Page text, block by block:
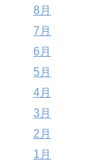
8月
7月
6月
5月
4月
3月
2月
1月